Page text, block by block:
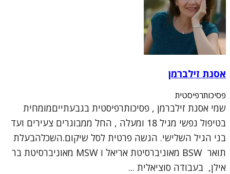
אסנת זילברמן
פסיכותרפיסטית
שמי אסנת זילברמן , פסיכותרפיסטית בגבעתייםמומחית
בטיפול נפשי מגיל 18 ומעלה , החל ממבוגרים צעירים ועד
בני הגיל השלישי. הגשה פרטית לסל שיקום.השכלהבעלת
תואר BSW מאוניברסיטת אריאל ו MSW מאוניברסיטת בר
אילן, בעבודה סוציאלית ...